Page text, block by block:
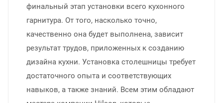
финальный этап установки всего кухонного
гарнитура. От того, насколько точно,
качественно она будет выполнена, зависит
результат трудов, приложенных к созданию
дизайна кухни. Установка столешницы требует
достаточного опыта и соответствующих
навыков, а также знаний. Всем этим обладают